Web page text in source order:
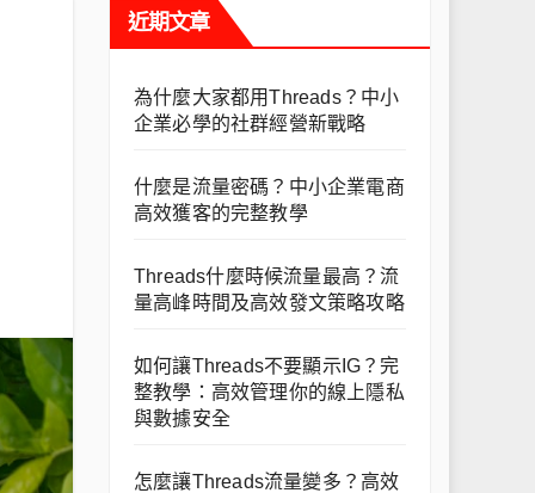
近期文章
為什麼大家都用Threads？中小
企業必學的社群經營新戰略
什麼是流量密碼？中小企業電商
高效獲客的完整教學
Threads什麼時候流量最高？流
量高峰時間及高效發文策略攻略
如何讓Threads不要顯示IG？完
整教學：高效管理你的線上隱私
與數據安全
怎麼讓Threads流量變多？高效